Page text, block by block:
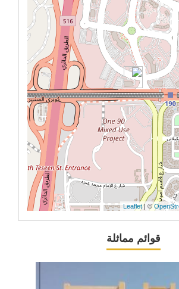
Leaflet| ©
قوائم مماثلة